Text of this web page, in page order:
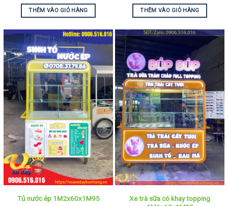
THÊM VÀO GIỎ HÀNG THÊM VÀO GIỎ HÀNG
Tủ nước ép 1M2x60x1M95
Xe trà sữa có khay topping